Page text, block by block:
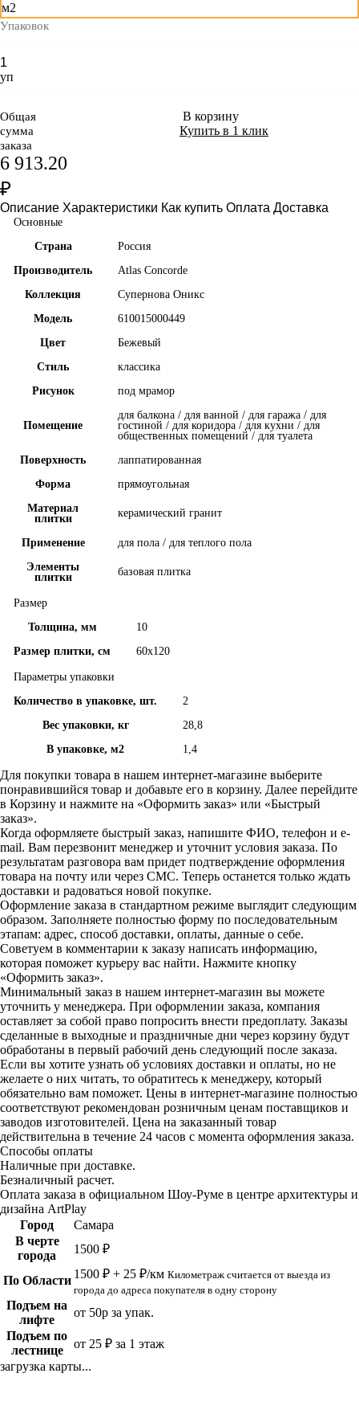
м2
Упаковок
уп
Общая
сумма
заказа
6 913.20
₽
В корзину
Купить в 1 клик
Описание Характеристики Как купить Оплата Доставка
Основные
Страна
Россия
Производитель
Atlas Concorde
Коллекция
Супернова Оникс
Модель
610015000449
Цвет
Бежевый
Стиль
классика
Рисунок
под мрамор
Помещение
для балкона / для ванной / для гаража / для
гостиной / для коридора / для кухни / для
общественных помещений / для туалета
Поверхность
лаппатированная
Форма
прямоугольная
Материал
плитки
керамический гранит
Применение
для пола / для теплого пола
Элементы
плитки
базовая плитка
Размер
Толщина, мм
10
Размер плитки, см
60x120
Параметры упаковки
Количество в упаковке, шт.
2
Вес упаковки, кг
28,8
В упаковке, м2
1,4
Для покупки товара в нашем интернет-магазине выберите
понравившийся товар и добавьте его в корзину. Далее перейдите
в Корзину и нажмите на «Оформить заказ» или «Быстрый
заказ».
Когда оформляете быстрый заказ, напишите ФИО, телефон и e-
mail. Вам перезвонит менеджер и уточнит условия заказа. По
результатам разговора вам придет подтверждение оформления
товара на почту или через СМС. Теперь останется только ждать
доставки и радоваться новой покупке.
Оформление заказа в стандартном режиме выглядит следующим
образом. Заполняете полностью форму по последовательным
этапам: адрес, способ доставки, оплаты, данные о себе.
Советуем в комментарии к заказу написать информацию,
которая поможет курьеру вас найти. Нажмите кнопку
«Оформить заказ».
Минимальный заказ в нашем интернет-магазин вы можете
уточнить у менеджера. При оформлении заказа, компания
оставляет за собой право попросить внести предоплату. Заказы
сделанные в выходные и праздничные дни через корзину будут
обработаны в первый рабочий день следующий после заказа.
Если вы хотите узнать об условиях доставки и оплаты, но не
желаете о них читать, то обратитесь к менеджеру, который
обязательно вам поможет. Цены в интернет-магазине полностью
соответствуют рекомендован розничным ценам поставщиков и
заводов изготовителей. Цена на заказанный товар
действительна в течение 24 часов с момента оформления заказа.
Способы оплаты
Наличные при доставке.
Безналичный расчет.
Оплата заказа в официальном Шоу-Руме в центре архитектуры и
дизайна ArtPlay
Город
Самара
В черте
города
1500 ₽
По Области 1500 ₽ + 25 ₽/км Километраж считается от выезда из
города до адреса покупателя в одну сторону
Подъем на
лифте
от 50р за упак.
Подъем по
лестнице
от 25 ₽ за 1 этаж
загрузка карты...